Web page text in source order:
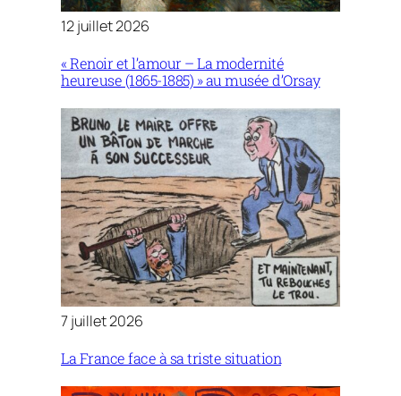
12 juillet 2026
« Renoir et l’amour – La modernité
heureuse (1865-1885) » au musée d’Orsay
7 juillet 2026
La France face à sa triste situation